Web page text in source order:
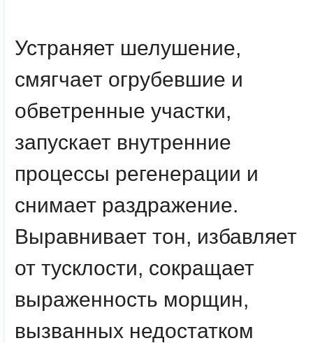
Устраняет шелушение,
смягчает огрубевшие и
обветренные участки,
запускает внутренние
процессы регенерации и
снимает раздражение.
Выравнивает тон, избавляет
от тусклости, сокращает
выраженность морщин,
вызванных недостатком